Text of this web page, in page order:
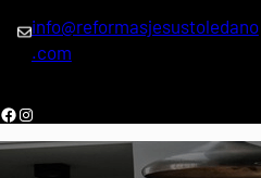
info@reformasjesustoledano
.com
Facebook
Instagram